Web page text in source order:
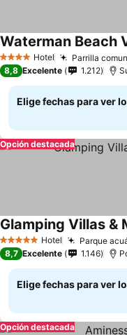
4 EstrellasHotel Parrilla
Waterman Beach
8,8 Excelente 1.212
Elige fechas para ver
Opción destacada
5 Estrellas Hotel Parque
Glamping Villas &
8,7 Excelente 1.146
Elige fechas para ver
Opción destacada